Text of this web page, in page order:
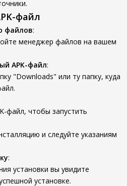
файл
файлов:
менеджер файлов на вашем
APK-файл:
"Downloads" или ту папку, куда
файл, чтобы запустить
и следуйте указаниям
:
установки вы увидите
установке.